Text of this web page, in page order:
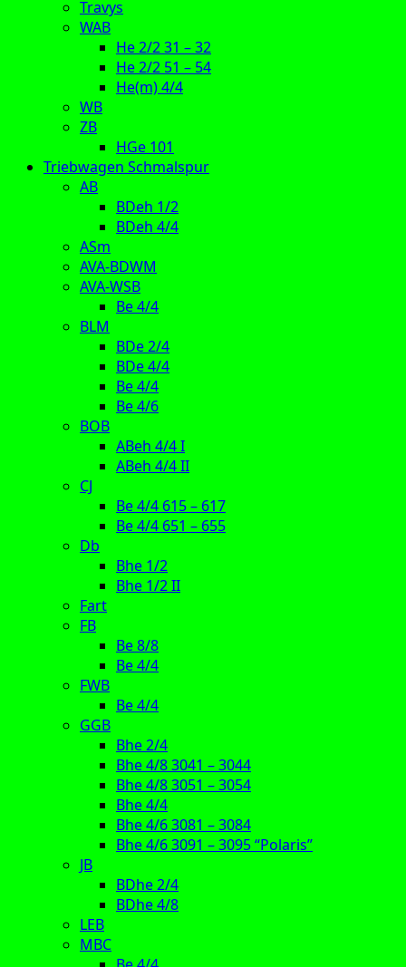
Travys
WAB
He 2/2 31 – 32
He 2/2 51 – 54
He(m) 4/4
WB
ZB
HGe 101
Triebwagen Schmalspur
AB
BDeh 1/2
BDeh 4/4
ASm
AVA-BDWM
AVA-WSB
Be 4/4
BLM
BDe 2/4
BDe 4/4
Be 4/4
Be 4/6
BOB
ABeh 4/4 I
ABeh 4/4 II
CJ
Be 4/4 615 – 617
Be 4/4 651 – 655
Db
Bhe 1/2
Bhe 1/2 II
Fart
FB
Be 8/8
Be 4/4
FWB
Be 4/4
GGB
Bhe 2/4
Bhe 4/8 3041 – 3044
Bhe 4/8 3051 – 3054
Bhe 4/4
Bhe 4/6 3081 – 3084
Bhe 4/6 3091 – 3095 “Polaris”
JB
BDhe 2/4
BDhe 4/8
LEB
MBC